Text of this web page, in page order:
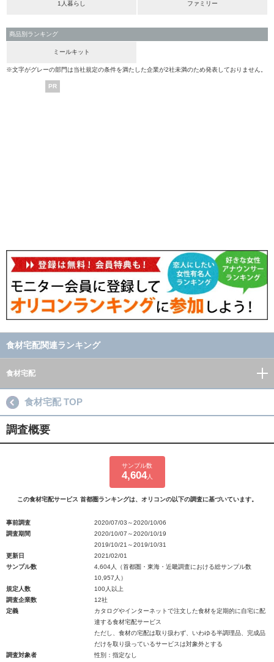
1人暮らし ファミリー
商品別ランキング
ミールキット
※文字がグレーの部門は当社規定の条件を満たした企業が2社未満のため発表しておりません。
PR
食材宅配関連ランキング
食材宅配
食材宅配 TOP
調査概要
サンプル数
4,604人
この食材宅配サービス 首都圏ランキングは、オリコンの以下の調査に基づいています。
事前調査
2020/07/03～2020/10/06
調査期間
2020/10/07～2020/10/19
2019/10/21～2019/10/31
更新日
2021/02/01
サンプル数
4,604人（首都圏・東海・近畿調査における総サンプル数
10,957人）
規定人数
100人以上
調査企業数
12社
定義
カタログやインターネットで注文した食材を定期的に自宅に配
達する食材宅配サービス
ただし、食材の宅配は取り扱わず、いわゆる半調理品、完成品
だけを取り扱っているサービスは対象外とする
調査対象者
性別：指定なし